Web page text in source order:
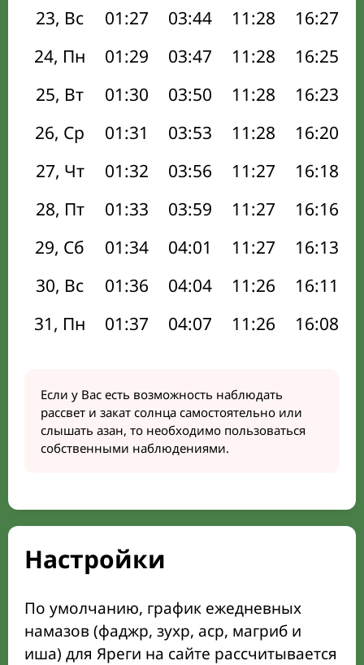
23, Вс
01:27 03:44 11:28 16:27
24, Пн
01:29 03:47 11:28 16:25
25, Вт
01:30 03:50 11:28 16:23
26, Ср
01:31 03:53 11:28 16:20
27, Чт
01:32 03:56 11:27 16:18
28, Пт
01:33 03:59 11:27 16:16
29, Сб
01:34 04:01 11:27 16:13
30, Вс
01:36 04:04 11:26 16:11
31, Пн
01:37 04:07 11:26 16:08
Если у Вас есть возможность наблюдать
рассвет и закат солнца самостоятельно или
слышать азан, то необходимо пользоваться
собственными наблюдениями.
Настройки
По умолчанию, график ежедневных
намазов (фаджр, зухр, аср, магриб и
иша) для Яреги на сайте рассчитывается